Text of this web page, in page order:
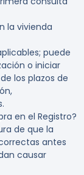
la vivienda
puede
o iniciar
los plazos de
en el Registro?
de que la
antes
causar